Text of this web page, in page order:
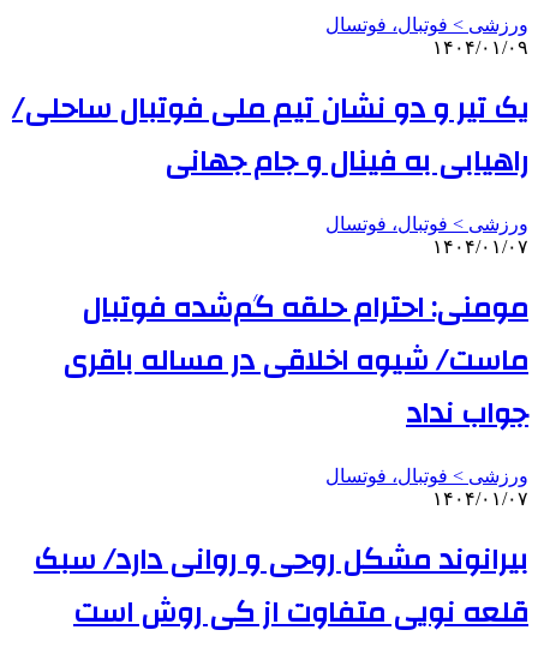
ورزشی > فوتبال، فوتسال
۱۴۰۴/۰۱/۰۹
یک تیر و دو نشان تیم ملی فوتبال ساحلی/
راهیابی به فینال و جام جهانی
ورزشی > فوتبال، فوتسال
۱۴۰۴/۰۱/۰۷
مومنی: احترام حلقه گم‌شده فوتبال
ماست/ شیوه اخلاقی در مساله باقری
جواب نداد
ورزشی > فوتبال، فوتسال
۱۴۰۴/۰۱/۰۷
بیرانوند مشکل روحی و روانی دارد/ سبک
قلعه نویی متفاوت از کی روش است